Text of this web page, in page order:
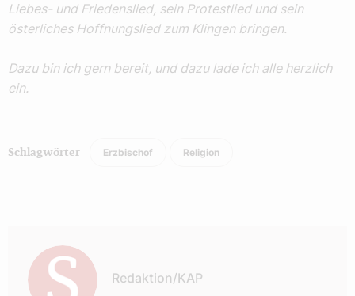
Liebes- und Friedenslied, sein Protestlied und sein
österliches Hoffnungslied zum Klingen bringen.
Dazu bin ich gern bereit, und dazu lade ich alle herzlich
ein.
Schlagwörter Erzbischof Religion
Redaktion/KAP